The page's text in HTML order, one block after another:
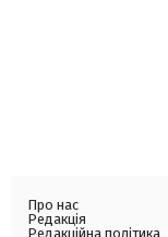
Про нас
Редакція
Редакційна політика